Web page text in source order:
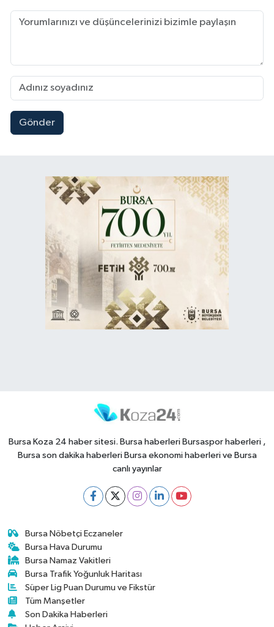
Gönder
Bursa Koza 24 haber sitesi. Bursa haberleri Bursaspor haberleri ,
Bursa son dakika haberleri Bursa ekonomi haberleri ve Bursa
canlı yayınlar
Bursa Nöbetçi Eczaneler
Bursa Hava Durumu
Bursa Namaz Vakitleri
Bursa Trafik Yoğunluk Haritası
Süper Lig Puan Durumu ve Fikstür
Tüm Manşetler
Son Dakika Haberleri